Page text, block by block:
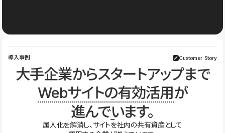
導入事例 Customer Story
大手企業からスタートアップまで
Webサイトの有効活用が
進んでいます。
属人化を解消し、サイトを社内の共有資産として